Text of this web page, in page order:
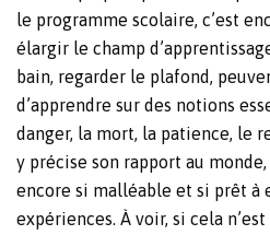
le programme scolaire, c’est
élargir le champ
bain, regarder le plafond,
d’apprendre sur des notions
danger, la mort, la patience, le
y précise son rapport au
encore si malléable et si prêt à
expériences. À voir, si cela